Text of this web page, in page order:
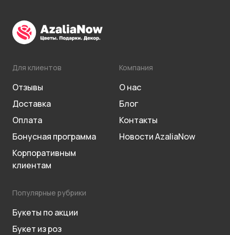
Для клиентов
Отзывы
Доставка
Оплата
Бонусная программа
Корпоративным
клиентам
Компания
О нас
Блог
Контакты
Новости AzaliaNow
Популярные рубрики
Букеты по акции
Букет из роз